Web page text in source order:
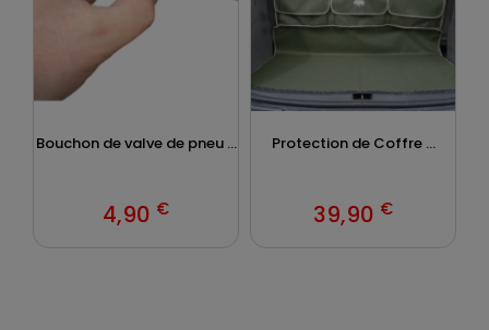
Bouchon de valve de pneu ...
4,90 €
Protection de Coffre ...
39,90 €